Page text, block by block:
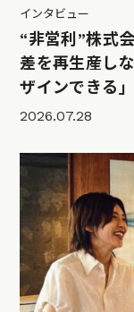
インタビュー
“非営利”株式
差を再生産し
ザインできる」
2026.07.28